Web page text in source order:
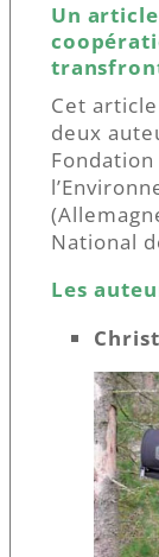
Un
Cet
deux
National
Les